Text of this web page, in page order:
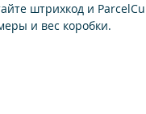
штрихкод и
и вес коробки.